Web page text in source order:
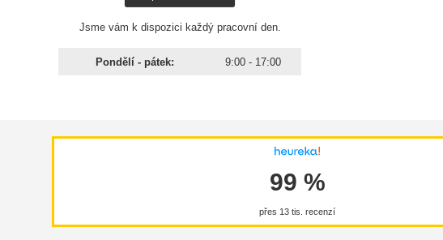
Jsme vám k dispozici každý pracovní den.
Pondělí - pátek: 9:00 - 17:00
99 %
přes 13 tis. recenzí